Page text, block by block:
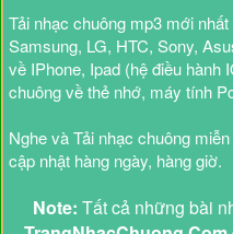
Tải nhạc chuông mp3 mới
Samsung, LG, HTC, Sony,
về IPhone, Ipad (hệ điều hành
chuông về thẻ nhớ, máy tính
Nghe và Tải nhạc chuông
cập nhật hàng ngày, hàng giờ.
Note: Tất cả những bài